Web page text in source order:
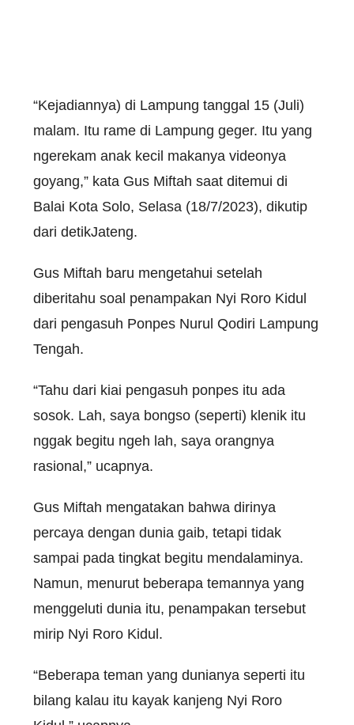
“Kejadiannya) di Lampung tanggal 15 (Juli)
malam. Itu rame di Lampung geger. Itu yang
ngerekam anak kecil makanya videonya
goyang,” kata Gus Miftah saat ditemui di
Balai Kota Solo, Selasa (18/7/2023), dikutip
dari detikJateng.
Gus Miftah baru mengetahui setelah
diberitahu soal penampakan Nyi Roro Kidul
dari pengasuh Ponpes Nurul Qodiri Lampung
Tengah.
“Tahu dari kiai pengasuh ponpes itu ada
sosok. Lah, saya bongso (seperti) klenik itu
nggak begitu ngeh lah, saya orangnya
rasional,” ucapnya.
Gus Miftah mengatakan bahwa dirinya
percaya dengan dunia gaib, tetapi tidak
sampai pada tingkat begitu mendalaminya.
Namun, menurut beberapa temannya yang
menggeluti dunia itu, penampakan tersebut
mirip Nyi Roro Kidul.
“Beberapa teman yang dunianya seperti itu
bilang kalau itu kayak kanjeng Nyi Roro